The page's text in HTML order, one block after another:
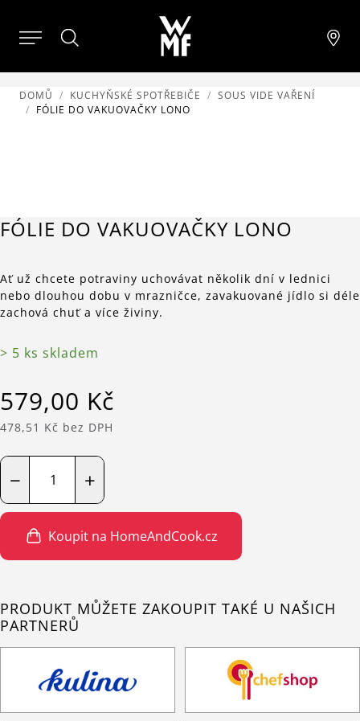
DOMŮ KUCHYŇSKÉ SPOTŘEBIČE
SOUS VIDE VAŘENÍ
FÓLIE DO VAKUOVAČKY LONO
FÓLIE DO VAKUOVAČKY LONO
Ať už chcete potraviny uchovávat několik dní v lednici
nebo dlouhou dobu v mrazničce, zavakuované jídlo si déle
zachová chuť a více živiny.
> 5 ks skladem
579,00 Kč
478,51 Kč bez DPH
+
−
Koupit na HomeAndCook.cz
PRODUKT MŮŽETE ZAKOUPIT TAKÉ U NAŠICH
PARTNERŮ